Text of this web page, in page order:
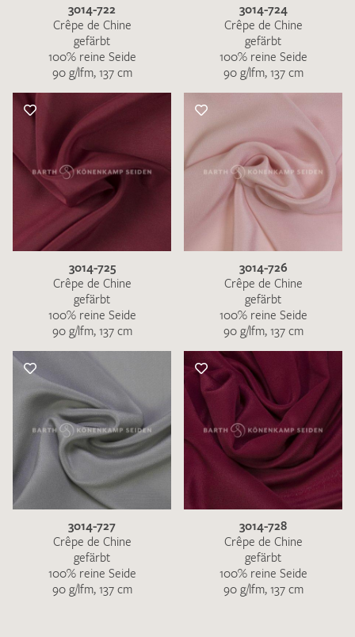
3014-722
Crêpe de Chine
gefärbt
100% reine Seide
90 g/lfm, 137 cm
3014-724
Crêpe de Chine
gefärbt
100% reine Seide
90 g/lfm, 137 cm
3014-725
Crêpe de Chine
gefärbt
100% reine Seide
90 g/lfm, 137 cm
3014-726
Crêpe de Chine
gefärbt
100% reine Seide
90 g/lfm, 137 cm
3014-727
Crêpe de Chine
gefärbt
100% reine Seide
90 g/lfm, 137 cm
3014-728
Crêpe de Chine
gefärbt
100% reine Seide
90 g/lfm, 137 cm